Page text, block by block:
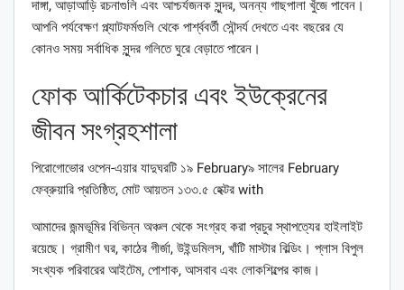
দাঙ্গা, আড়াআড়ি রচনাগুলি এবং আশ্চর্যজনক সুন্দর, অনন্য গাছপালা খুঁজে পাবেন।
আপনি পর্যবেক্ষণ প্ল্যাটফর্মগুলি থেকে পার্শ্ববর্তী সৌন্দর্য দেখতে এবং বছরের যে
কোনও সময় সর্বাধিক সুন্দর গলিতে ঘুরে বেড়াতে পারেন।
ফোক আর্কিটেকচার এবং ইউক্রেনের
জীবন সংগ্রহশালা
পিরোগোভোর ওপেন-এয়ার যাদুঘরটি ১৯ February৯ সালের February
ফেব্রুয়ারি প্রতিষ্ঠিত, মোট আয়তন ১৩৩.৫ হেক্টর with
আমাদের জন্মভূমির বিভিন্ন অঞ্চল থেকে সংগ্রহ করা প্রচুর স্থাপত্যের হাইলাইট
রয়েছে। গ্রামীণ ঘর, কাঠের গীর্জা, উইন্ডমিলস, খাঁটি মাস্টার বিল্ডিং। প্লাস বিপুল
সংখ্যক পরিবারের আইটেম, পোশাক, আসবাব এবং লোকশিল্পের কাজ।